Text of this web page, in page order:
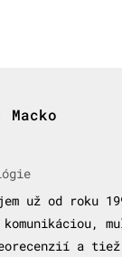
Macko
už od roku
komunikáciou,
a tiež